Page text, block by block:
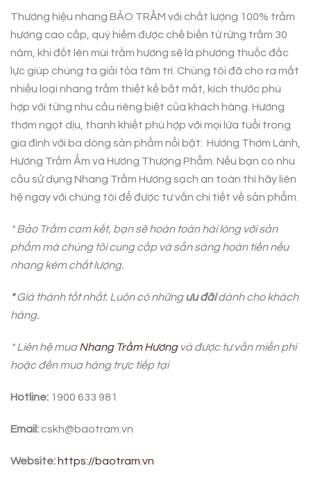
Thương hiệu nhang BẢO TRẦM với chất lượng 100% trầm
hương cao cấp, quý hiếm được chế biến từ rừng trầm 30
năm, khi đốt lên mùi trầm hương sẽ là phương thuốc đắc
lực giúp chúng ta giải tỏa tâm trí. Chúng tôi đã cho ra mắt
nhiều loại nhang trầm thiết kế bắt mắt, kích thước phù
hợp với từng nhu cầu riêng biệt của khách hàng. Hương
thơm ngọt dịu, thanh khiết phù hợp với mọi lứa tuổi trong
gia đình với ba dòng sản phẩm nổi bật: Hương Thơm Lành,
Hương Trầm Ấm và Hương Thượng Phẩm. Nếu bạn có nhu
cầu sử dụng Nhang Trầm Hương sạch an toàn thì hãy liên
hệ ngay với chúng tôi để được tư vấn chi tiết về sản phẩm.
* Bảo Trầm cam kết, bạn sẽ hoàn toàn hài lòng với sản
phẩm mà chúng tôi cung cấp và sẵn sàng hoàn tiền nếu
nhang kém chất lượng.
*Giá thành tốt nhất. Luôn có nhữngưu đãidành cho khách
hàng.
* Liên hệ muaNhang Trầm Hươngvà được tư vấn miễn phí
hoặc đến mua hàng trực tiếp tại
Hotline: 1900 633 981
Email: cskh@baotram.vn
Website: https://baotram.vn